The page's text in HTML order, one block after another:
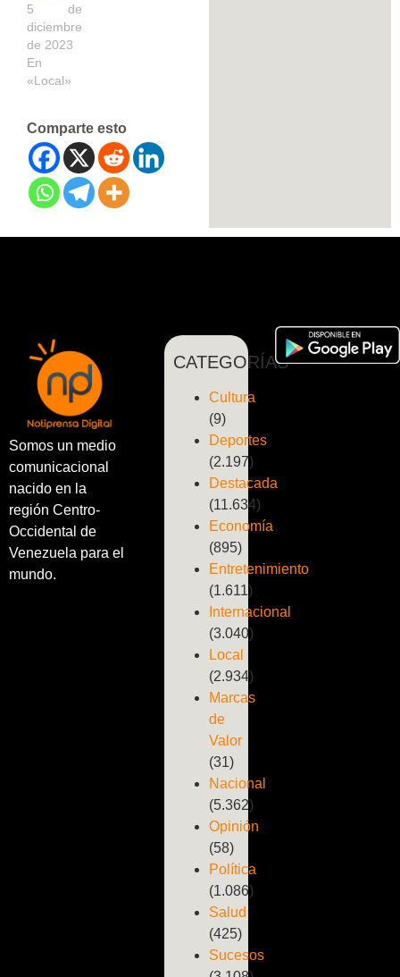
5 de
diciembre
de 2023
En
«Local»
Comparte esto
Somos un medio
comunicacional
nacido en la
región Centro-
Occidental de
Venezuela para el
mundo.
CATEGORÍAS
Cultura
(9)
Deportes
(2.197)
Destacada
(11.634)
Economía
(895)
Entretenimiento
(1.611)
Internacional
(3.040)
Local
(2.934)
Marcas
de
Valor
(31)
Nacional
(5.362)
Opinión
(58)
Política
(1.086)
Salud
(425)
Sucesos